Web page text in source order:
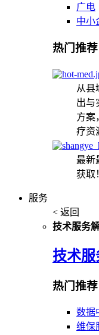
广电
中小
热门推荐
从县
出与
方案
疗资
最新
获取
服务
< 返回
技术服务
技术
热门推荐
数据
维保